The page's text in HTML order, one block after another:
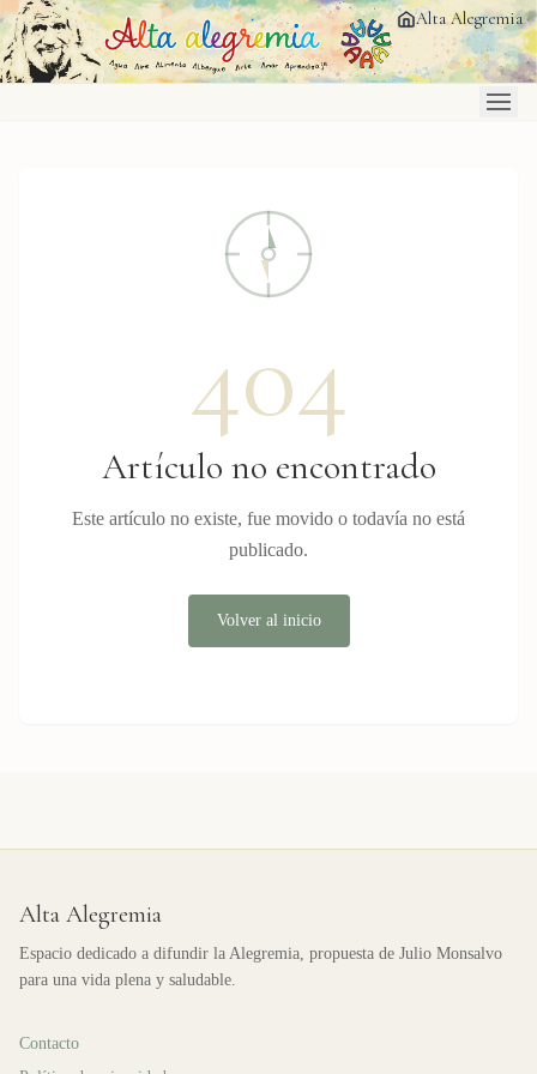
Saltar al contenido principal Alta Alegremia
404
Artículo no encontrado
Este artículo no existe, fue movido o todavía no está
publicado.
Volver al inicio
Alta Alegremia
Espacio dedicado a difundir la Alegremia, propuesta de Julio Monsalvo
para una vida plena y saludable.
Contacto